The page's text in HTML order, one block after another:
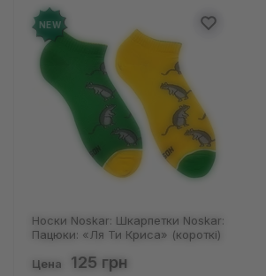
NEW
Шкарпетки Noskar: Шкарпетки
Noskar: Пацюки: «Ля Ти Криса»
Цена 125 грн